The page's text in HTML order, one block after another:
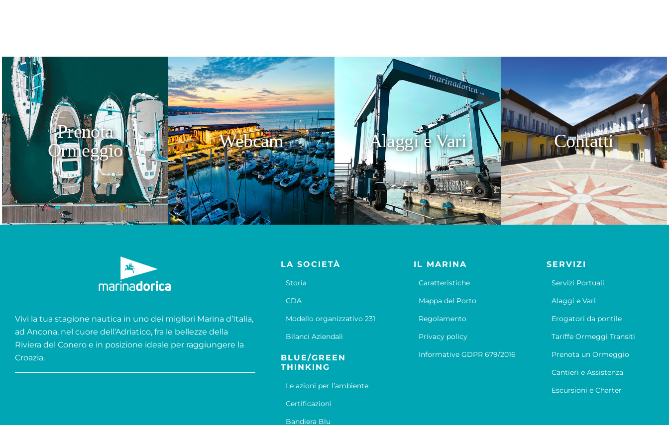
Prenota
Ormeggio
Webcam Alaggi e Vari Contatti
Vivi la tua stagione nautica in uno dei migliori Marina d’Italia,
ad Ancona, nel cuore dell’Adriatico, fra le bellezze della
Riviera del Conero e in posizione ideale per raggiungere la
Croazia.
LA SOCIETÀ
Storia
CDA
Modello organizzativo 231
Bilanci Aziendali
BLUE/GREEN
THINKING
Le azioni per l’ambiente
Certificazioni
Bandiera Blu
IL MARINA
Caratteristiche
Mappa del Porto
Regolamento
Privacy policy
Informative GDPR 679/2016
SERVIZI
Servizi Portuali
Alaggi e Vari
Erogatori da pontile
Tariffe Ormeggi Transiti
Prenota un Ormeggio
Cantieri e Assistenza
Escursioni e Charter